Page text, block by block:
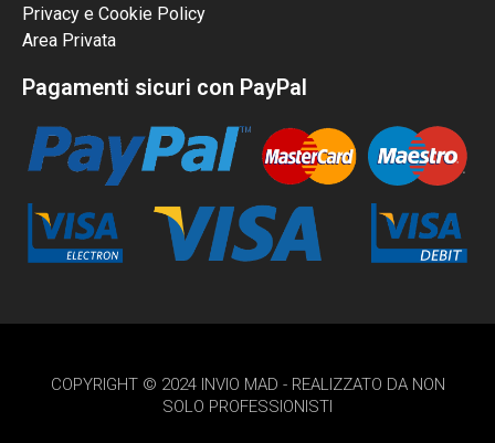
Privacy e Cookie Policy
Area Privata
Pagamenti sicuri con PayPal
COPYRIGHT © 2024 INVIO MAD - REALIZZATO DA NON
SOLO PROFESSIONISTI